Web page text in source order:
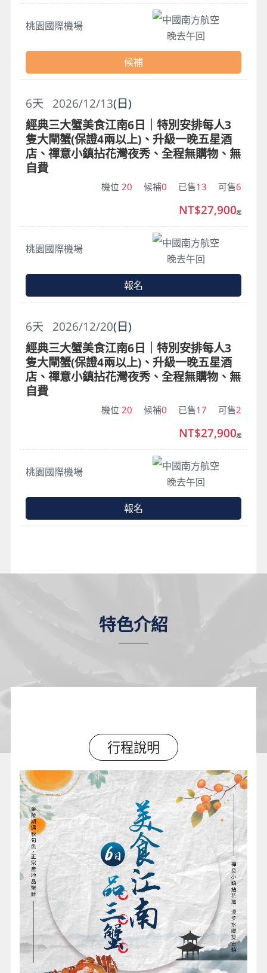
特色介紹
行程說明
桃園國際機場
中國南方航空
晚去午回
候補
2026/12/13(日)
6天
經典三大蟹美食江南6日｜特別安排每人3
隻大閘蟹(保證4兩以上)、升級一晚五星酒
店、禪意小鎮拈花灣夜秀、全程無購物、無
自費
機位 20 候補0 已售13 可售6
桃園國際機場
中國南方航空
晚去午回
NT$27,900起
報名
2026/12/20(日)
6天
經典三大蟹美食江南6日｜特別安排每人3
隻大閘蟹(保證4兩以上)、升級一晚五星酒
店、禪意小鎮拈花灣夜秀、全程無購物、無
自費
機位 20 候補0 已售17 可售2
桃園國際機場
中國南方航空
晚去午回
NT$27,900起
報名